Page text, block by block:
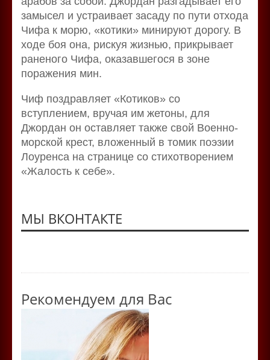
замысел и устраивает засаду по пути отхода
Чифа к морю, «котики» минируют дорогу. В
ходе боя она, рискуя жизнью, прикрывает
раненого Чифа, оказавшегося в зоне
поражения мин.
Чиф поздравляет «Котиков» со
вступлением, вручая им жетоны, для
Джордан он оставляет также свой Военно-
морской крест, вложенный в томик поэзии
Лоуренса на странице со стихотворением
«Жалость к себе».
МЫ ВКОНТАКТЕ
Рекомендуем для Вас